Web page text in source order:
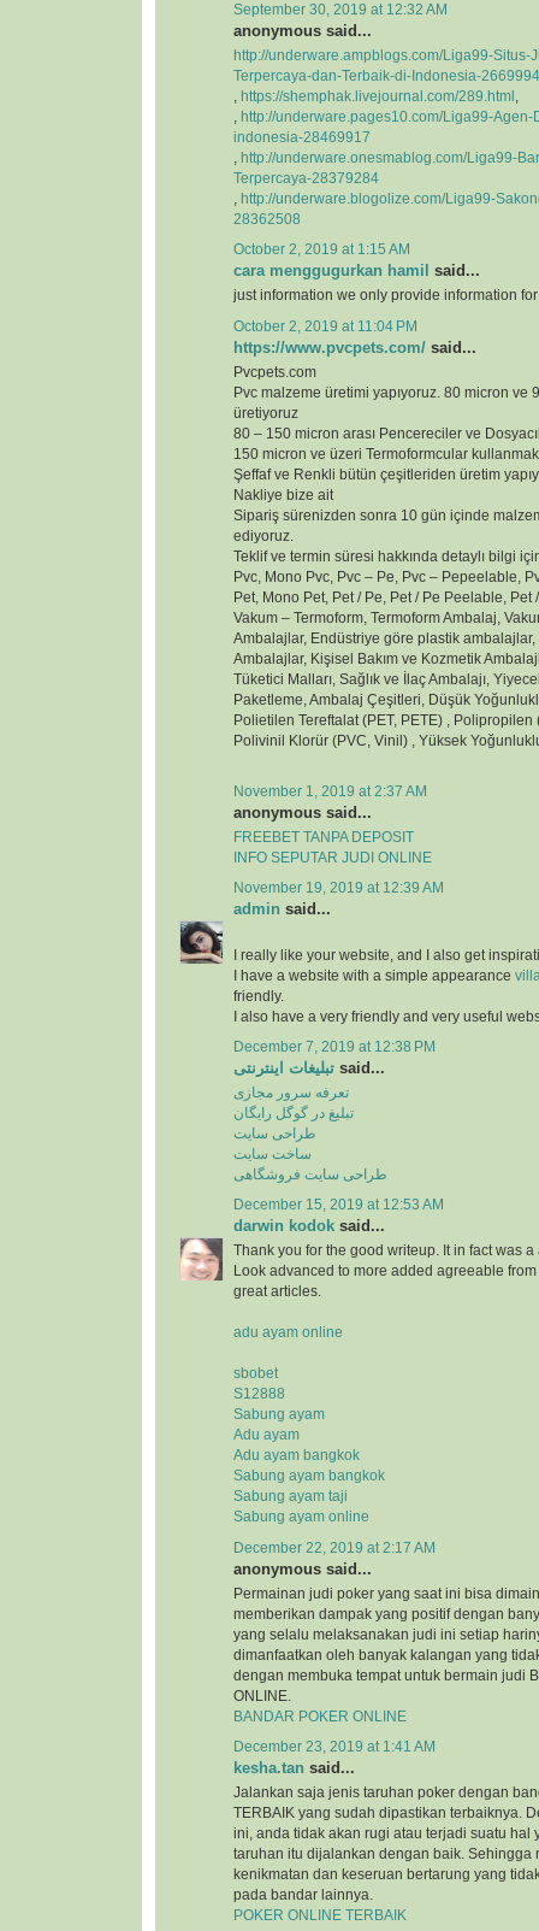
September 30, 2019 at 12:32 AM
anonymous said...
http://underware.ampblogs.com/Liga99-Situs-
Terpercaya-dan-Terbaik-di-Indonesia-
https://shemphak.livejournal.com/289.html
http://underware.pages10.com/Liga99-
indonesia-28469917
http://underware.onesmablog.com/Liga99-
Terpercaya-28379284
http://underware.blogolize.com/Liga99-
28362508
October 2, 2019 at 1:15 AM
cara menggugurkan hamil said...
just information we only provide information
October 2, 2019 at 11:04 PM
https://www.pvcpets.com/ said...
Pvcpets.com
Pvc malzeme üretimi yapıyoruz. 80 micron ve
üretiyoruz
80 – 150 micron arası Pencereciler ve
150 micron ve üzeri Termoformcular
Şeffaf ve Renkli bütün çeşitleriden üretim
Nakliye bize ait
Sipariş sürenizden sonra 10 gün içinde
ediyoruz.
Teklif ve termin süresi hakkında detaylı bilgi
Pvc, Mono Pvc, Pvc – Pe, Pvc – Pepeelable,
Pet, Mono Pet, Pet / Pe, Pet / Pe Peelable, Pet
Vakum – Termoform, Termoform Ambalaj,
Ambalajlar, Endüstriye göre plastik ambalajlar,
Ambalajlar, Kişisel Bakım ve Kozmetik
Tüketici Malları, Sağlık ve İlaç Ambalajı,
Paketleme, Ambalaj Çeşitleri, Düşük
Polietilen Tereftalat (PET, PETE) , Polipropilen
Polivinil Klorür (PVC, Vinil) , Yüksek
November 1, 2019 at 2:37 AM
anonymous said...
FREEBET TANPA DEPOSIT
INFO SEPUTAR JUDI ONLINE
November 19, 2019 at 12:39 AM
admin said...
I really like your website, and I also get
I have a website with a simple appearance
friendly.
I also have a very friendly and very useful
December 7, 2019 at 12:38 PM
تبلیغات اینترنتی said...
تعرفه سرور مجازی
تبلیغ در گوگل رایگان
طراحی سایت
ساخت سایت
طراحی سایت فروشگاهی
December 15, 2019 at 12:53 AM
darwin kodok said...
Thank you for the good writeup. It in fact was
Look advanced to more added agreeable
great articles.
adu ayam online
sbobet
S12888
Sabung ayam
Adu ayam
Adu ayam bangkok
Sabung ayam bangkok
Sabung ayam taji
Sabung ayam online
December 22, 2019 at 2:17 AM
anonymous said...
Permainan judi poker yang saat ini bisa
memberikan dampak yang positif dengan
yang selalu melaksanakan judi ini setiap
dimanfaatkan oleh banyak kalangan yang
dengan membuka tempat untuk bermain judi
ONLINE.
BANDAR POKER ONLINE
December 23, 2019 at 1:41 AM
kesha.tan said...
Jalankan saja jenis taruhan poker dengan
TERBAIK yang sudah dipastikan terbaiknya.
ini, anda tidak akan rugi atau terjadi suatu hal
taruhan itu dijalankan dengan baik. Sehingga
kenikmatan dan keseruan bertarung yang
pada bandar lainnya.
POKER ONLINE TERBAIK